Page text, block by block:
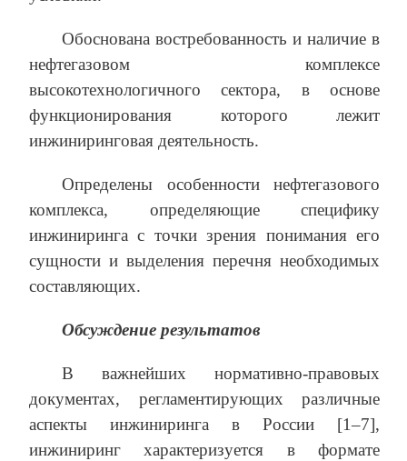
Обоснована востребованность и наличие в
нефтегазовом комплексе
высокотехнологичного сектора, в основе
функционирования которого лежит
инжиниринговая деятельность.
Определены особенности нефтегазового
комплекса, определяющие специфику
инжиниринга с точки зрения понимания его
сущности и выделения перечня необходимых
составляющих.
Обсуждение результатов
В важнейших нормативно-правовых
документах, регламентирующих различные
аспекты инжиниринга в России [1–7],
инжиниринг характеризуется в формате